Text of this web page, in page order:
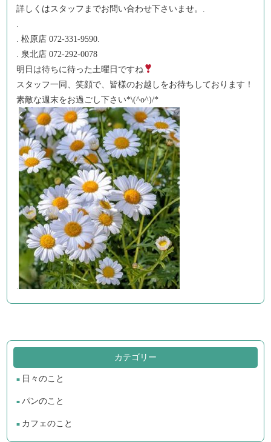
詳しくはスタッフまでお問い合わせ下さいませ。.
. 松原店 072-331-9590.
. 泉北店 072-292-0078
明日は待ちに待った土曜日ですね
スタッフ一同、笑顔で、皆様のお越しをお待ちしております！
素敵な週末をお過ごし下さい*\(^o^)/*
.
カテゴリー
日々のこと
パンのこと
カフェのこと